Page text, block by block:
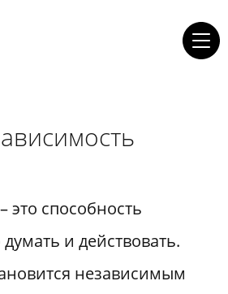
это способность
и действовать.
независимым